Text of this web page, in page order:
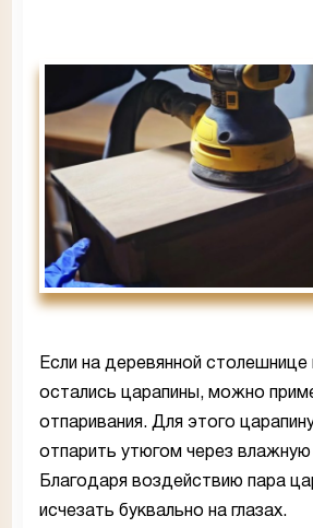
Если на деревянной столешнице
остались царапины, можно
отпаривания. Для этого
отпарить утюгом через влажную
Благодаря воздействию пара
исчезать буквально на глазах.